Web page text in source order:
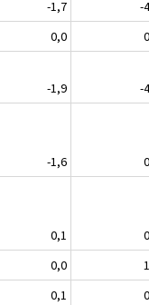
-1,7
-
0,0
-1,9
-
-1,6
0,1
0,0
0,1